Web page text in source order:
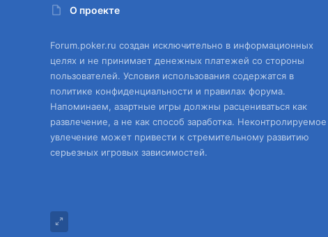
О проекте
Forum.poker.ru создан исключительно в информационных
целях и не принимает денежных платежей со стороны
пользователей. Условия использования содержатся в
политике конфиденциальности и правилах форума.
Напоминаем, азартные игры должны расцениваться как
развлечение, а не как способ заработка. Неконтролируемое
увлечение может привести к стремительному развитию
серьезных игровых зависимостей.